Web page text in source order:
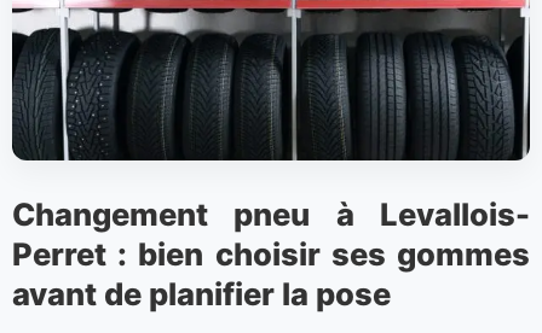
Changement pneu à Levallois-
Perret : bien choisir ses gommes
avant de planifier la pose